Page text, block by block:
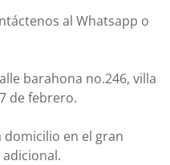
al Whatsapp o
barahona no.246, villa
de febrero.
domicilio en el gran